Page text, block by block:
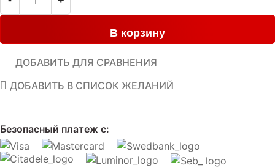
В корзину
Безопасный платеж с:
ДОБАВИТЬ ДЛЯ СРАВНЕНИЯ
ДОБАВИТЬ В СПИСОК ЖЕЛАНИЙ